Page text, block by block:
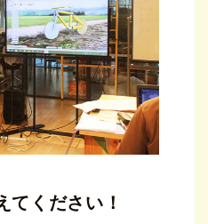
てください！